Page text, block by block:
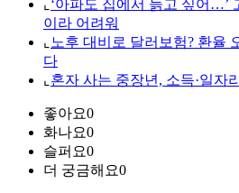
⌞ ‘아파도 집에서 늙고 싶어…’
이라 어려워
⌞ 노후 대비로 달러보험? 환율
다
⌞ 혼자 사는 중장년, 소득·일자
좋아요0
화나요0
슬퍼요0
더 궁금해요0